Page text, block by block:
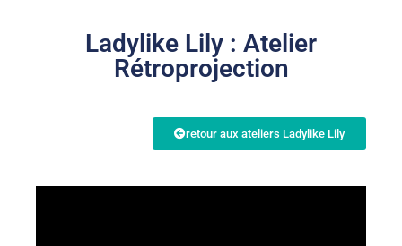
Ladylike Lily : Atelier
Rétroprojection
retour aux ateliers Ladylike Lily